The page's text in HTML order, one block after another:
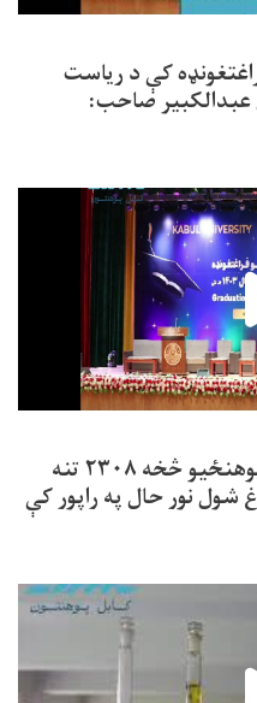
کې د ریاست
صاحب:
د کابل پوهنتون له ۲۲ ویشت پوهنځیو څخه ۲۳۰۸ تنه
نور حال په راپور کې